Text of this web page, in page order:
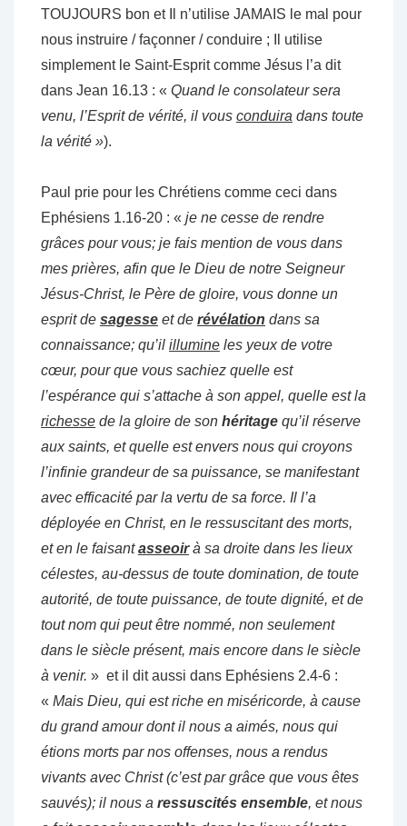
TOUJOURS bon et Il n’utilise JAMAIS le mal pour
nous instruire / façonner / conduire ; Il utilise
simplement le Saint-Esprit comme Jésus l’a dit
dans Jean 16.13 : « Quand le consolateur sera
venu, l’Esprit de vérité, il vous conduira dans toute
la vérité »).
Paul prie pour les Chrétiens comme ceci dans
Ephésiens 1.16-20 : « je ne cesse de rendre
grâces pour vous; je fais mention de vous dans
mes prières, afin que le Dieu de notre Seigneur
Jésus-Christ, le Père de gloire, vous donne un
esprit de sagesse et de révélation dans sa
connaissance; qu’il illumine les yeux de votre
cœur, pour que vous sachiez quelle est
l’espérance qui s’attache à son appel, quelle est la
richesse de la gloire de son héritage qu’il réserve
aux saints, et quelle est envers nous qui croyons
l’infinie grandeur de sa puissance, se manifestant
avec efficacité par la vertu de sa force. Il l’a
déployée en Christ, en le ressuscitant des morts,
et en le faisantasseoirà sa droite dans les lieux
célestes, au-dessus de toute domination, de toute
autorité, de toute puissance, de toute dignité, et de
tout nom qui peut être nommé, non seulement
dans le siècle présent, mais encore dans le siècle
à venir. » et il dit aussi dans Ephésiens 2.4-6 :
« Mais Dieu, qui est riche en miséricorde, à cause
du grand amour dont il nous a aimés, nous qui
étions morts par nos offenses, nous a rendus
vivants avec Christ (c’est par grâce que vous êtes
sauvés); il nous a ressuscités ensemble, et nous